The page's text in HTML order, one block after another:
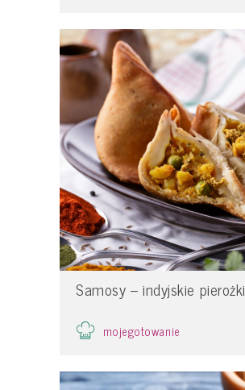
Samosy – indyjskie pierożki
mojegotowanie